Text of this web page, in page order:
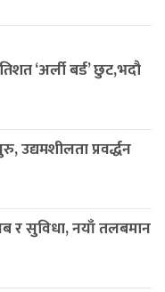
‘अर्ली बर्ड’ छुट,भदौ
उद्यमशीलता प्रवर्द्धन
र सुविधा, नयाँ तलबमान